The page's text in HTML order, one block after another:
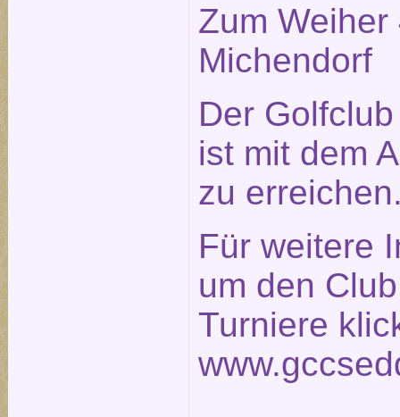
Zum
Michendorf
Der
ist mit dem
zu
Für weitere
um den
Turniere